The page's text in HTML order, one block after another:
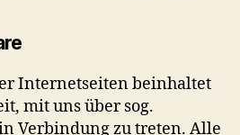
Internetseiten beinhaltet
mit uns über sog.
Verbindung zu treten. Alle